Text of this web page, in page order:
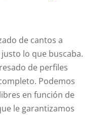
de cantos a
lo que buscaba.
de perfiles
Podemos
en función de
le garantizamos